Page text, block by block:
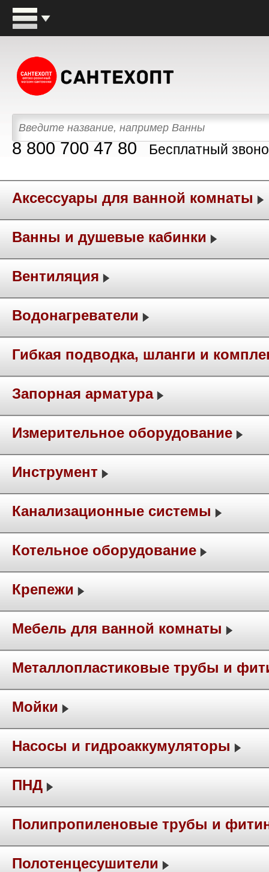
8 800 700 47 80 Бесплатный
Аксессуары для ванной комнаты
Ванны и душевые кабинки
Вентиляция
Водонагреватели
Гибкая подводка, шланги и
Запорная арматура
Измерительное оборудование
Инструмент
Канализационные системы
Котельное оборудование
Крепежи
Мебель для ванной комнаты
Металлопластиковые трубы и
Мойки
Насосы и гидроаккумуляторы
ПНД
Полипропиленовые трубы и
Полотенцесушители